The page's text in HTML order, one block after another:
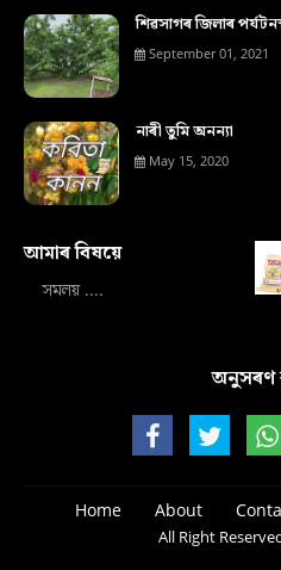
শিৱসাগৰ জিলাৰ
September 01, 2021
নাৰী তুমি অনন্যা
May 15, 2020
আমাৰ বিষয়ে‍
সমলয় ....
Home About
All Right